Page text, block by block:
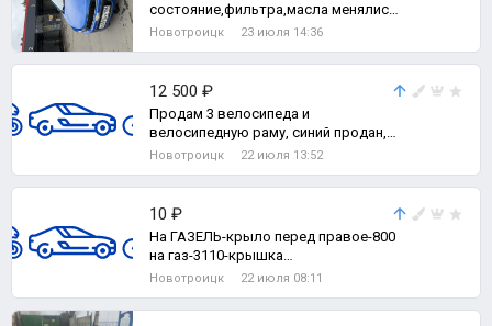
состояние,фильтра,масла менялись
вовремя В ДТП не участвовала
Новотроицк 23 июля 14:36
12 500 ₽
Продам 3 велосипеда и
велосипедную раму, синий продан,
остались советские За все -8500.
Новотроицк 22 июля 13:52
10 ₽
На ГАЗЕЛЬ-крыло перед правое-800
на газ-3110-крышка
богажника.фонори заднии боковые.
Новотроицк 22 июля 08:11